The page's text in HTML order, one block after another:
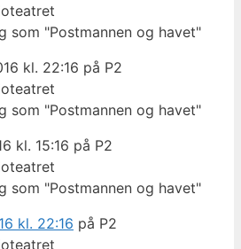
som "Postmannen og havet"
kl. 22:16 på P2
som "Postmannen og havet"
kl. 15:16 på P2
som "Postmannen og havet"
kl. 22:16 på P2